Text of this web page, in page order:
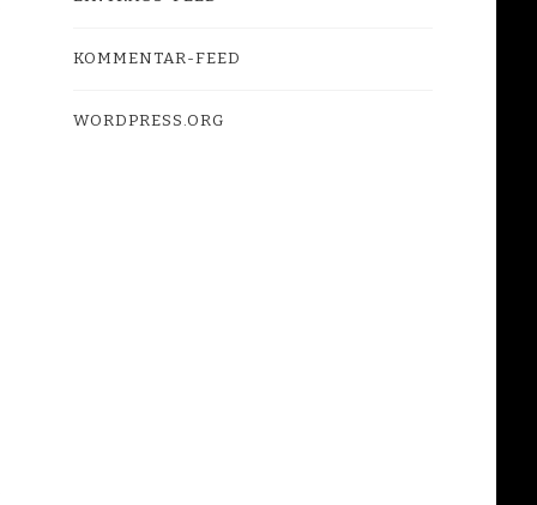
KOMMENTAR-FEED
WORDPRESS.ORG